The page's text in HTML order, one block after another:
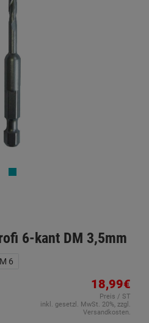
6-kant DM 3,5mm
6
18,99€
Preis / ST
inkl. gesetzl. MwSt. 20%, zzgl.
Versandkosten.